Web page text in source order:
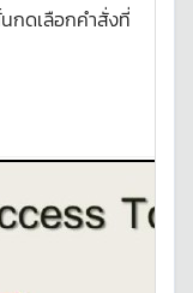
กดเลือกคำสั่งที่